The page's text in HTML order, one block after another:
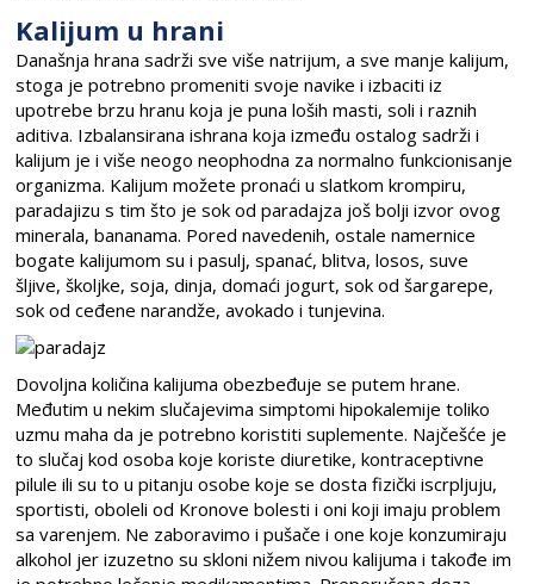
Kalijum u hrani
Današnja hrana sadrži sve više natrijum, a sve manje kalijum,
stoga je potrebno promeniti svoje navike i izbaciti iz
upotrebe brzu hranu koja je puna loših masti, soli i raznih
aditiva. Izbalansirana ishrana koja između ostalog sadrži i
kalijum je i više neogo neophodna za normalno funkcionisanje
organizma. Kalijum možete pronaći u slatkom krompiru,
paradajizu s tim što je sok od paradajza još bolji izvor ovog
minerala, bananama. Pored navedenih, ostale namernice
bogate kalijumom su i pasulj, spanać, blitva, losos, suve
šljive, školjke, soja, dinja, domaći jogurt, sok od šargarepe,
sok od ceđene narandže, avokado i tunjevina.
Dovoljna količina kalijuma obezbeđuje se putem hrane.
Međutim u nekim slučajevima simptomi hipokalemije toliko
uzmu maha da je potrebno koristiti suplemente. Najčešće je
to slučaj kod osoba koje koriste diuretike, kontraceptivne
pilule ili su to u pitanju osobe koje se dosta fizički iscrpljuju,
sportisti, oboleli od Kronove bolesti i oni koji imaju problem
sa varenjem. Ne zaboravimo i pušače i one koje konzumiraju
alkohol jer izuzetno su skloni nižem nivou kalijuma i takođe im